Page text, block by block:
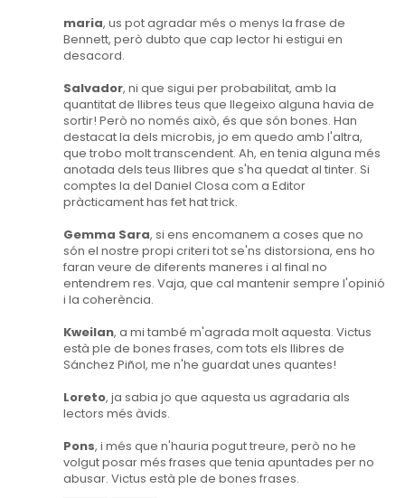
maria, us pot agradar més o menys la frase de
Bennett, però dubto que cap lector hi estigui en
desacord.
Salvador, ni que sigui per probabilitat, amb la
quantitat de llibres teus que llegeixo alguna havia de
sortir! Però no només això, és que són bones. Han
destacat la dels microbis, jo em quedo amb l'altra,
que trobo molt transcendent. Ah, en tenia alguna més
anotada dels teus llibres que s'ha quedat al tinter. Si
comptes la del Daniel Closa com a Editor
pràcticament has fet hat trick.
Gemma Sara, si ens encomanem a coses que no
són el nostre propi criteri tot se'ns distorsiona, ens ho
faran veure de diferents maneres i al final no
entendrem res. Vaja, que cal mantenir sempre l'opinió
i la coherència.
Kweilan, a mi també m'agrada molt aquesta. Victus
està ple de bones frases, com tots els llibres de
Sánchez Piñol, me n'he guardat unes quantes!
Loreto, ja sabia jo que aquesta us agradaria als
lectors més àvids.
Pons, i més que n'hauria pogut treure, però no he
volgut posar més frases que tenia apuntades per no
abusar. Victus està ple de bones frases.